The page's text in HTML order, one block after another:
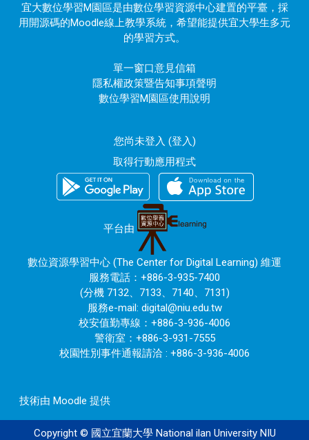
宜大數位學習M園區是由數位學習資源中心建置的平臺，採
用開源碼的Moodle線上教學系統，希望能提供宜大學生多元
的學習方式。
單一窗口意見信箱
隱私權政策暨告知事項聲明
數位學習M園區使用說明
您尚未登入 (登入)
取得行動應用程式
平台由
數位資源學習中心 (The Center for Digital Learning) 維運
服務電話：+886-3-935-7400
(分機 7132、7133、7140、7131)
服務e-mail: digital@niu.edu.tw
校安值勤專線：+886-3-936-4006
警衛室：+886-3-931-7555
校園性別事件通報請洽 : +886-3-936-4006
技術由 Moodle 提供
Copyright © 國立宜蘭大學 National ilan University NIU